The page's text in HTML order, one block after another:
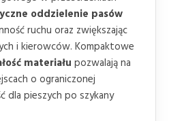
oddzielenie pasów
ruchu oraz zwiększając
i kierowców. Kompaktowe
materiału pozwalają na
o ograniczonej
dla pieszych po szykany